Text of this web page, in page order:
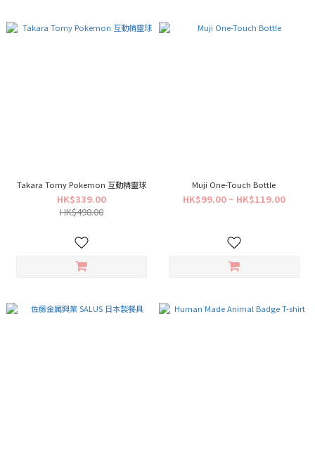
Takara Tomy Pokemon 互動精靈球
HK$339.00
HK$498.00
Muji One-Touch Bottle
HK$99.00 ~ HK$119.00